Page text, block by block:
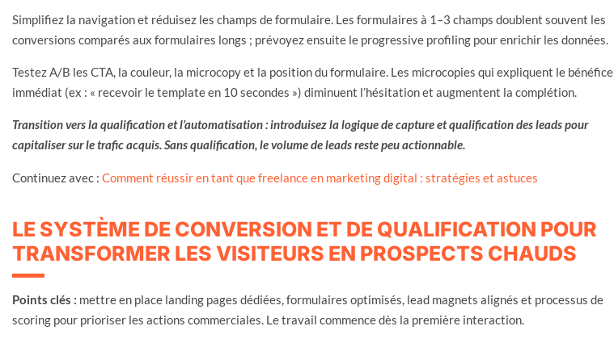
Simplifiez la navigation et réduisez les champs de formulaire. Les formulaires à 1–3 champs doublent souvent les
conversions comparés aux formulaires longs ; prévoyez ensuite le progressive profiling pour enrichir les données.
Testez A/B les CTA, la couleur, la microcopy et la position du formulaire. Les microcopies qui expliquent le bénéfice
immédiat (ex : « recevoir le template en 10 secondes ») diminuent l’hésitation et augmentent la complétion.
Transition vers la qualification et l’automatisation : introduisez la logique de capture et qualification des leads pour
capitaliser sur le trafic acquis. Sans qualification, le volume de leads reste peu actionnable.
Continuez avec : Comment réussir en tant que freelance en marketing digital : stratégies et astuces
LE SYSTÈME DE CONVERSION ET DE QUALIFICATION POUR
TRANSFORMER LES VISITEURS EN PROSPECTS CHAUDS
Points clés : mettre en place landing pages dédiées, formulaires optimisés, lead magnets alignés et processus de
scoring pour prioriser les actions commerciales. Le travail commence dès la première interaction.